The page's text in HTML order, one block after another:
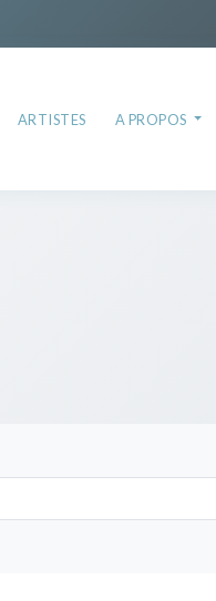
ARTISTES A PROPOS